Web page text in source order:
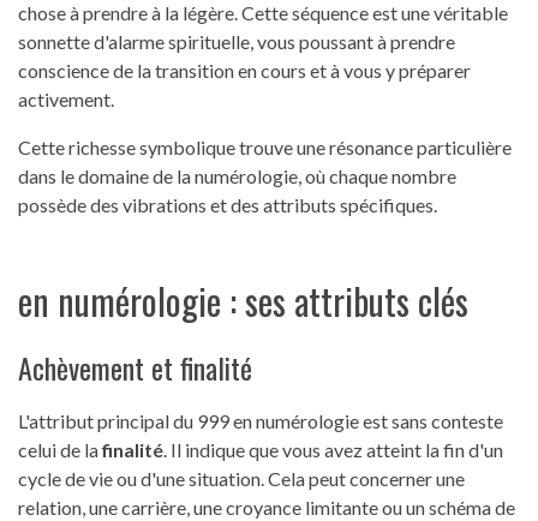
chose à prendre à la légère. Cette séquence est une véritable
sonnette d'alarme spirituelle, vous poussant à prendre
conscience de la transition en cours et à vous y préparer
activement.
Cette richesse symbolique trouve une résonance particulière
dans le domaine de la numérologie, où chaque nombre
possède des vibrations et des attributs spécifiques.
en numérologie : ses attributs clés
Achèvement et finalité
L'attribut principal du 999 en numérologie est sans conteste
celui de lafinalité. Il indique que vous avez atteint la fin d'un
cycle de vie ou d'une situation. Cela peut concerner une
relation, une carrière, une croyance limitante ou un schéma de